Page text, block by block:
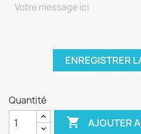
ENREGISTRER
Quantité
 AJOUTER